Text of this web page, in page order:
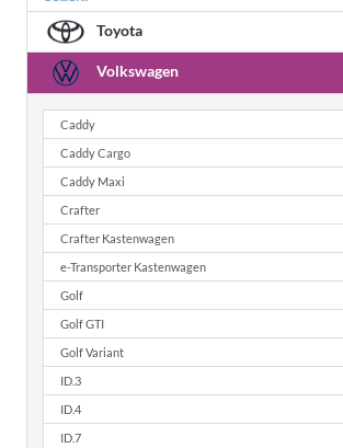
Toyota
Volkswagen
Caddy
Caddy Cargo
Caddy Maxi
Crafter
Crafter Kastenwagen
e-Transporter Kastenwagen
Golf
Golf GTI
Golf Variant
ID.3
ID.4
ID.7